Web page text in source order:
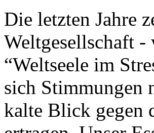
Die letzten Jahre
Weltgesellschaft
“Weltseele im
sich Stimmungen
kalte Blick gegen